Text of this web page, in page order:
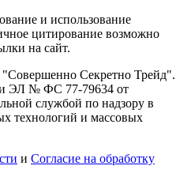
и использование
цитирование возможно
на сайт.
Секретно Трейд".
ЭЛ № ФС 77-79634 от
службой по надзору в
технологий и массовых
и Согласие на обработку